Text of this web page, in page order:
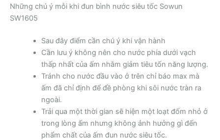
Những chú ý mỗi khi đun bình nước siêu tốc Sowun
SW1605
Sau đây điểm cần chú ý khi vận hành
Cần lưu ý không nên cho nước phía dưới vạch
thấp nhất của ấm nhằm giảm tiêu tốn năng lượng.
Tránh cho nước đầu vào ở trên chỉ báo max mà
ấm đã chỉ định để đề phòng khi sôi nước tràn ra
ngoài.
Trải qua một thời gian sẽ hiện một loạt đốm nhỏ ở
trong lòng ấm nhưng không ảnh hưởng gì đến
phẩm chất của ấm đun nước siêu tốc.